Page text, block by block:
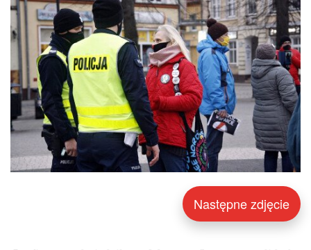
Następne zdjęcie